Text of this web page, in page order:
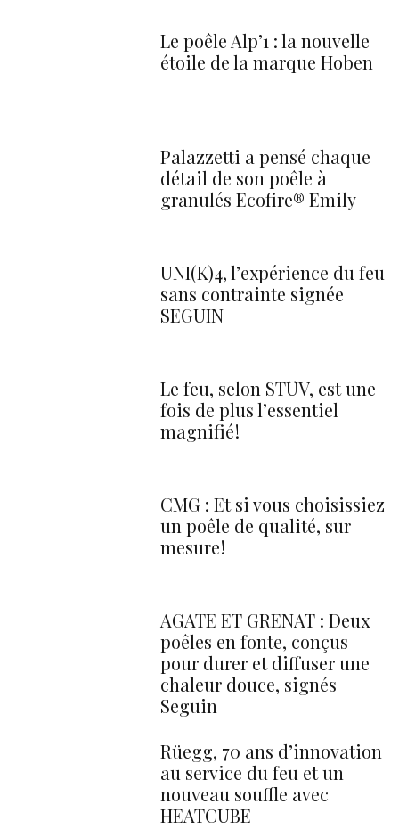
Le poêle Alp’1 : la nouvelle
étoile de la marque Hoben
Palazzetti a pensé chaque
détail de son poêle à
granulés Ecofire® Emily
UNI(K)4, l’expérience du feu
sans contrainte signée
SEGUIN
Le feu, selon STÛV, est une
fois de plus l’essentiel
magnifié !
CMG : Et si vous choisissiez
un poêle de qualité, sur
mesure !
AGATE ET GRENAT : Deux
poêles en fonte, conçus
pour durer et diffuser une
chaleur douce, signés
Seguin
Rüegg, 70 ans d’innovation
au service du feu et un
nouveau souffle avec
HEATCUBE